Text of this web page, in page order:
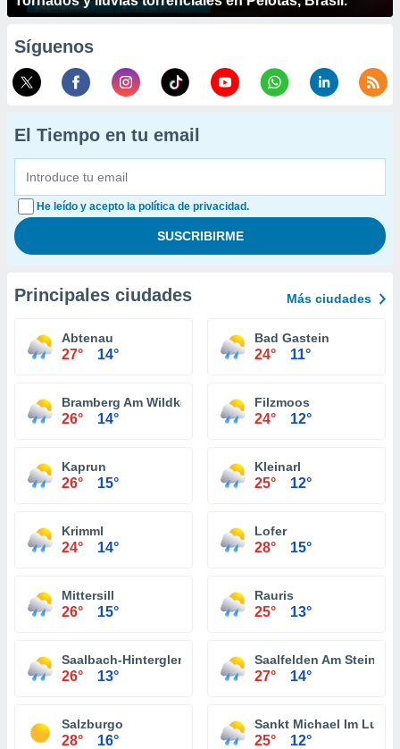
Síguenos
El Tiempo en tu email
He leído y acepto la política de privacidad.
Principales ciudades Más ciudades
Abtenau
27° 14°
Bad Gastein
24° 11°
Bramberg Am Wildkogel
26° 14°
Filzmoos
24° 12°
Kaprun
26° 15°
Kleinarl
25° 12°
Krimml
24° 14°
Lofer
28° 15°
Mittersill
26° 15°
Rauris
25° 13°
Saalbach-Hinterglemm
26° 13°
Saalfelden Am
27° 14°
Salzburgo
28° 16°
Sankt Michael Im
25° 12°